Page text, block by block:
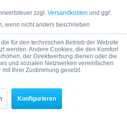
zzgl. Versandkosten und ggf.
wenn nicht anders beschrieben
Versand und Zahlungsbedingungen
Datenschutz
zur Batterieentsorgung
Impressum
Rechte vorbehalten
sind Warenzeichen der jeweiligen
für den technischen Betrieb der Website
werden. Andere Cookies, die den Komfort
der Direktwerbung dienen oder die
und sozialen Netzwerken vereinfachen
Ihrer Zustimmung gesetzt.
Konfigurieren